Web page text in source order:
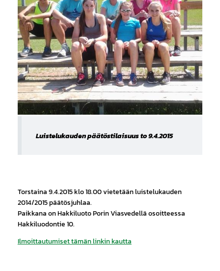
Luistelukauden päätöstilaisuus to 9.4.2015
Torstaina 9.4.2015 klo 18.00 vietetään luistelukauden
2014/2015 päätösjuhlaa.
Paikkana on Hakkiluoto Porin Viasvedellä osoitteessa
Hakkiluodontie 10.
Ilmoittautumiset tämän linkin kautta